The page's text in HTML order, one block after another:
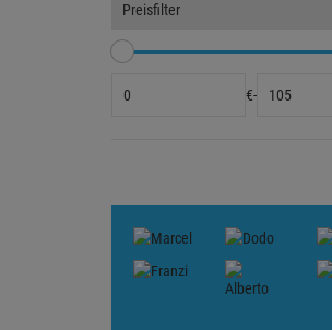
Preisfilter
€-